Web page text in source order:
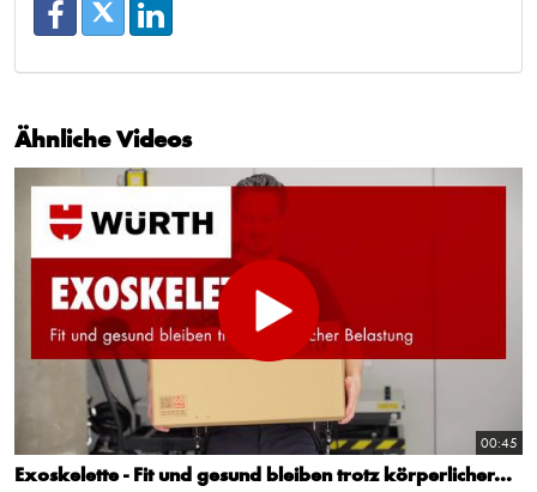
Ähnliche Videos
00:45
Exoskelette - Fit und gesund bleiben trotz körperlicher...